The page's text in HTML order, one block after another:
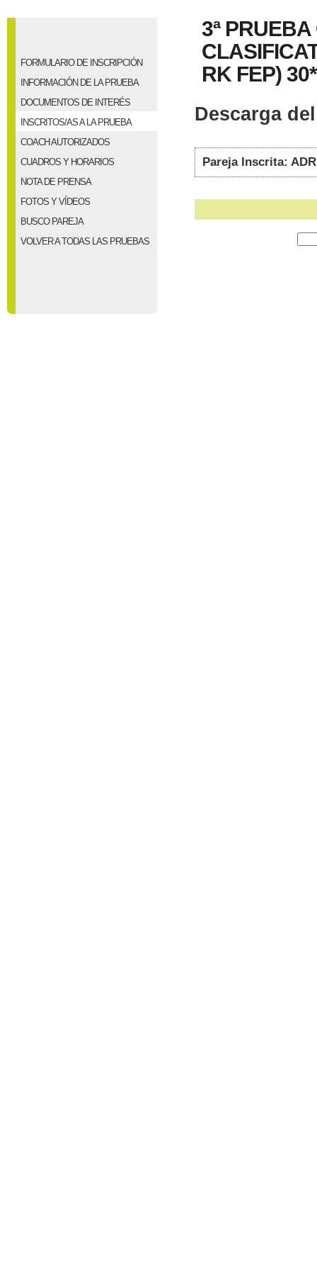
FORMULARIO DE INSCRIPCIÓN
INFORMACIÓN DE LA PRUEBA
DOCUMENTOS DE INTERÉS
INSCRITOS/AS A LA PRUEBA
COACH AUTORIZADOS
CUADROS Y HORARIOS
NOTA DE PRENSA
FOTOS Y VÍDEOS
BUSCO PAREJA
VOLVER A TODAS LAS PRUEBAS
3ª
RK FEP) 30*
Descarga
Pareja Inscrita: